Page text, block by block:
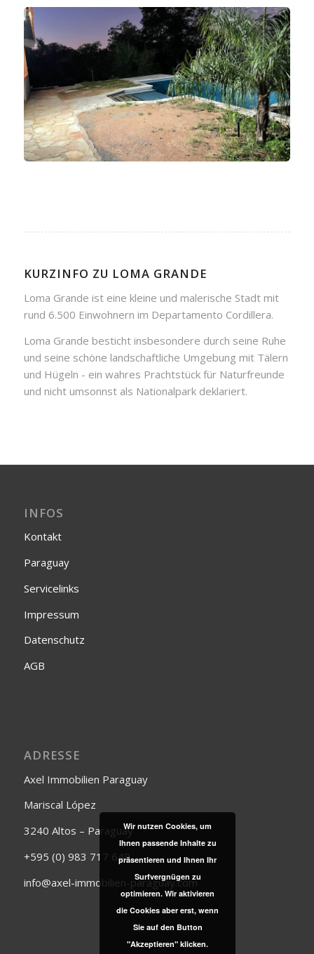
KURZINFO ZU LOMA GRANDE
Loma Grande ist eine kleine und malerische Stadt mit
rund 6.500 Einwohnern im Departamento Cordillera.
Loma Grande besticht insbesondere durch seine Ruhe
und seine schöne landschaftliche Umgebung mit Tälern
und Hügeln - ein wahres Prachtstück für Naturfreunde
und nicht umsonnst als Nationalpark deklariert.
INFOS
Kontakt
Paraguay
Servicelinks
Impressum
Datenschutz
AGB
ADRESSE
Axel Immobilien Paraguay
Mariscal López
3240 Altos – Paraguay
+595 (0) 983 717 649
info@axel-immobilien-paraguay.com
Wir nutzen Cookies, um
Ihnen passende Inhalte zu
präsentieren und Ihnen Ihr
Surfvergnügen zu
optimieren. Wir aktivieren
die Cookies aber erst, wenn
Sie auf den Button
"Akzeptieren" klicken.